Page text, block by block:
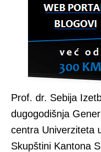
Prof. dr. Sebija
dugogodišnja
centra Univerziteta
Skupštini Kantona